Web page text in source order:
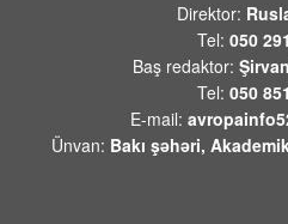
05 AVQUST 2026 / 13:17
Yeni Zelandiya
gücündə zəlzələ
05 AVQUST 2026 / 13:00
Direktor:
Tel: 050
Baş redaktor:
Tel: 050
E-mail:
Ünvan: Bakı şəhəri,